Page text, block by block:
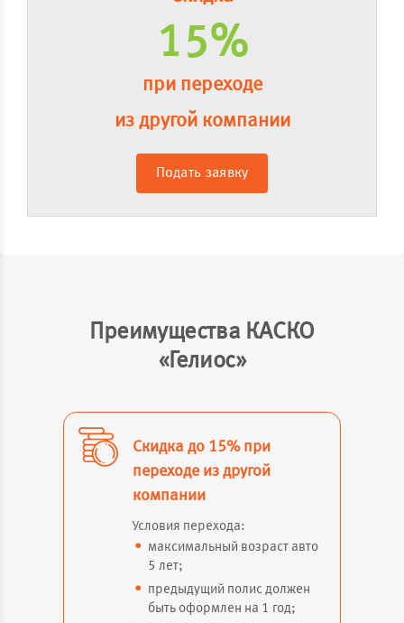
15%
при переходе
из другой компании
Подать заявку
Преимущества КАСКО
«Гелиос»
Скидка до 15% при
переходе из другой
компании
Условия перехода:
максимальный возраст авто
5 лет;
предыдущий полис должен
быть оформлен на 1 год;